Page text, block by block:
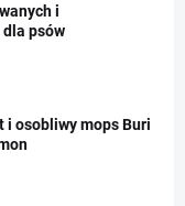
i
psów
i osobliwy mops Buri